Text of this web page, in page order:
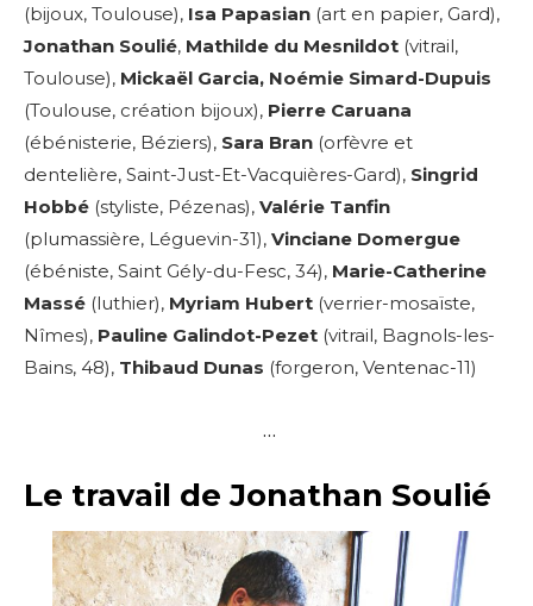
(bijoux, Toulouse), Isa Papasian (art en papier, Gard),
Jonathan Soulié, Mathilde du Mesnildot (vitrail,
Toulouse), Mickaël Garcia, Noémie Simard-Dupuis
(Toulouse, création bijoux), Pierre Caruana
(ébénisterie, Béziers), Sara Bran (orfèvre et
dentelière, Saint-Just-Et-Vacquières-Gard), Singrid
Hobbé (styliste, Pézenas), Valérie Tanfin
(plumassière, Léguevin-31), Vinciane Domergue
(ébéniste, Saint Gély-du-Fesc, 34), Marie-Catherine
Massé (luthier), Myriam Hubert (verrier-mosaïste,
Nîmes), Pauline Galindot-Pezet (vitrail, Bagnols-les-
Bains, 48), Thibaud Dunas (forgeron, Ventenac-11)
…
Le travail de Jonathan Soulié